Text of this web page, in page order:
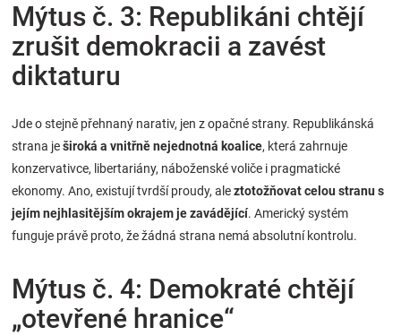
Mýtus č. 3: Republikáni chtějí
zrušit demokracii a zavést
diktaturu
Jde o stejně přehnaný narativ, jen z opačné strany. Republikánská
strana ješiroká a vnitřně nejednotná koalice, která zahrnuje
konzervativce, libertariány, náboženské voliče i pragmatické
ekonomy. Ano, existují tvrdší proudy, aleztotožňovat celou stranu s
jejím nejhlasitějším okrajem je zavádějící. Americký systém
funguje právě proto, že žádná strana nemá absolutní kontrolu.
Mýtus č. 4: Demokraté chtějí
„otevřené hranice“